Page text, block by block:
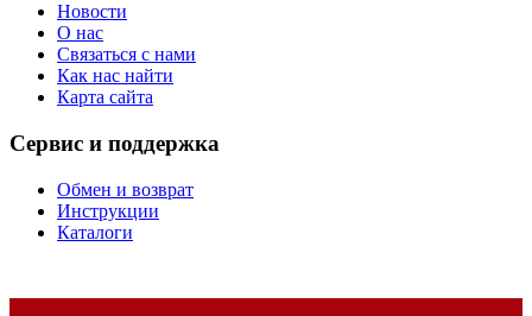
Новости
О нас
Связаться с нами
Как нас найти
Карта сайта
Сервис и поддержка
Обмен и возврат
Инструкции
Каталоги